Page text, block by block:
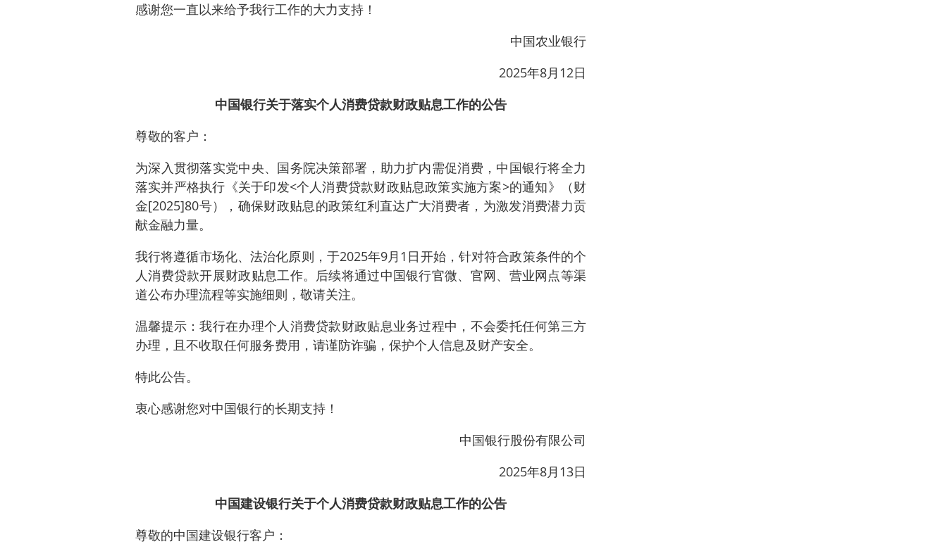
感谢您一直以来给予我行工作的大力支持！
中国农业银行
2025年8月12日
中国银行关于落实个人消费贷款财政贴息工作的公告
尊敬的客户：
为深入贯彻落实党中央、国务院决策部署，助力扩内需促消费，中国银行将全力
落实并严格执行《关于印发<个人消费贷款财政贴息政策实施方案>的通知》（财
金[2025]80号），确保财政贴息的政策红利直达广大消费者，为激发消费潜力贡
献金融力量。
我行将遵循市场化、法治化原则，于2025年9月1日开始，针对符合政策条件的个
人消费贷款开展财政贴息工作。后续将通过中国银行官微、官网、营业网点等渠
道公布办理流程等实施细则，敬请关注。
温馨提示：我行在办理个人消费贷款财政贴息业务过程中，不会委托任何第三方
办理，且不收取任何服务费用，请谨防诈骗，保护个人信息及财产安全。
特此公告。
衷心感谢您对中国银行的长期支持！
中国银行股份有限公司
2025年8月13日
中国建设银行关于个人消费贷款财政贴息工作的公告
尊敬的中国建设银行客户：